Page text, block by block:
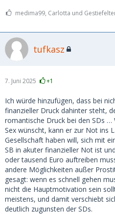
medima99, Carlotta und
tufkasz
7. Juni 2025 +1
Ich würde hinzufügen, dass bei
finanzieller Druck dahinter steht,
romantische Druck bei den SDs …
Sex wünscht, kann er zur Not ins
Gesellschaft haben will, sich mit
SB in akuter finanzieller Not ist
oder tausend Euro auftreiben
andere Möglichkeiten außer
gesagt: wenn es schnell gehen
nicht die Hauptmotivation sein
meistens, und damit verschiebt
deutlich zugunsten der SDs.